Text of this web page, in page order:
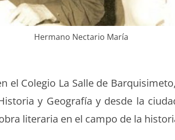
Her­mano Nec­tario María
el Cole­gio La Salle de
y Geografía y des­de la
lit­er­aria en el cam­po de la